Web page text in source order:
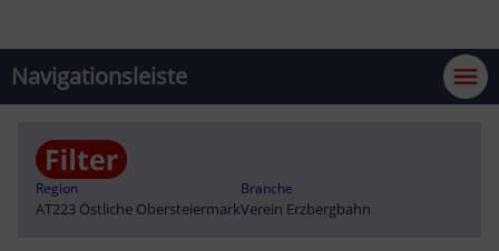
Navigationsleiste
Region
AT223 Östliche Obersteiermark
Branche
Verein Erzbergbahn